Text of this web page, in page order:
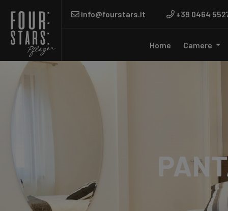
info@fourstars.it +39 0464
Home Camere